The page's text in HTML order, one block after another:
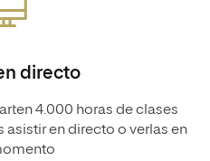
directo
4.000 horas de clases
asistir en directo o verlas en